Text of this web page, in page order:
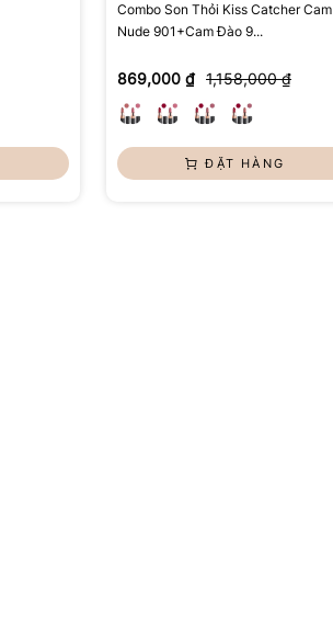
Combo Son Thỏi Kiss Catcher Cam
Nude 901+Cam Đào 9...
869,000 ₫ 1,158,000 ₫
ĐẶT HÀNG